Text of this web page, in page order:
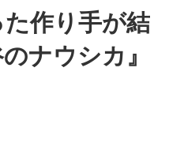
作り手が結
ナウシカ』